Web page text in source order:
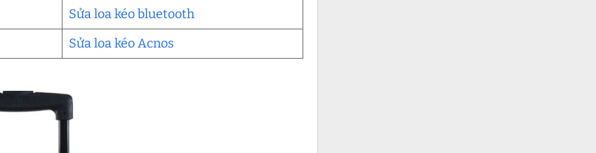
Sửa loa kéo bluetooth
Sửa loa kéo Acnos